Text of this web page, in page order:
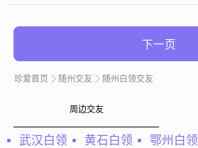
下一页
珍爱首页 随州交友 随州白领交友
周边交友
武汉白领 黄石白领 鄂州白领